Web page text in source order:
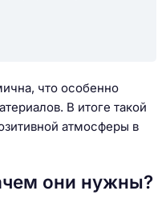
что особенно
В итоге такой
атмосферы в
они нужны?